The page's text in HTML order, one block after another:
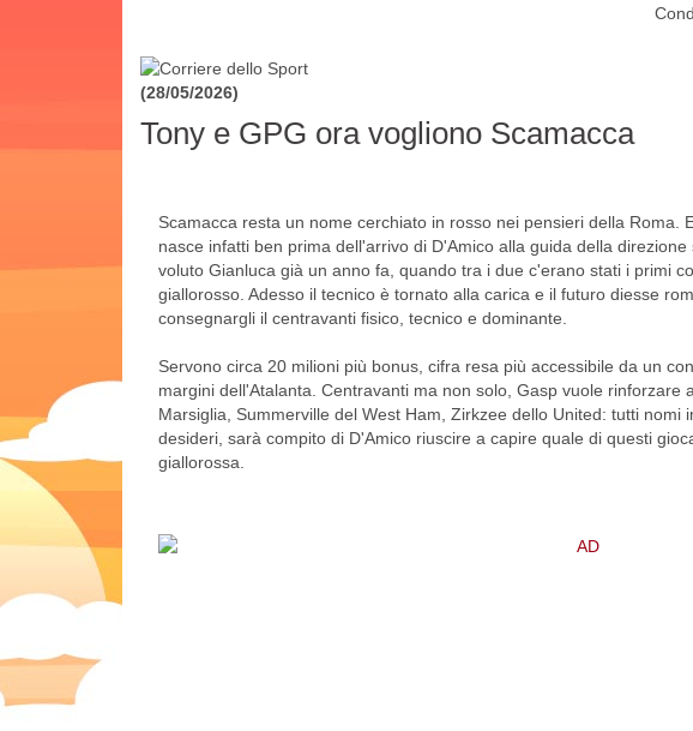
(28/05/2026)
Tony e GPG ora vogliono Scamacca
Scamacca resta un nome cerchiato in rosso nei pensieri della Roma.
nasce infatti ben prima dell'arrivo di D'Amico alla guida della
voluto Gianluca già un anno fa, quando tra i due c'erano stati i primi
giallorosso. Adesso il tecnico è tornato alla carica e il futuro diesse
consegnargli il centravanti fisico, tecnico e dominante.
Servono circa 20 milioni più bonus, cifra resa più accessibile da un
margini dell'Atalanta. Centravanti ma non solo, Gasp vuole rinforzare
Marsiglia, Summerville del West Ham, Zirkzee dello United: tutti nomi
desideri, sarà compito di D'Amico riuscire a capire quale di questi
giallorossa.